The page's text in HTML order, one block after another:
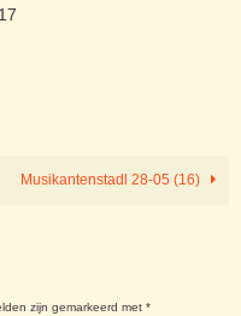
Musikantenstadl 28-05 (16)
zijn gemarkeerd met *